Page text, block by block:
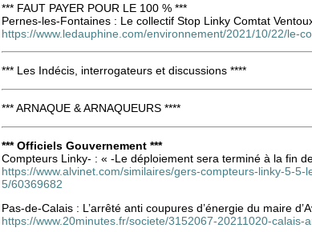
*** FAUT PAYER POUR LE 100 % ***
Pernes-les-Fontaines : Le collectif Stop Linky Comtat
https://www.ledauphine.com/environnement/2021/10/22/le-
*** Les Indécis, interrogateurs et discussions ****
*** ARNAQUE & ARNAQUEURS ****
*** Officiels Gouvernement ***
Compteurs Linky- : « -Le déploiement sera terminé à la fin
https://www.alvinet.com/similaires/gers-compteurs-linky-5-
5/60369682
Pas-de-Calais : L’arrêté anti coupures d’énergie du maire
https://www.20minutes.fr/societe/3152067-20211020-